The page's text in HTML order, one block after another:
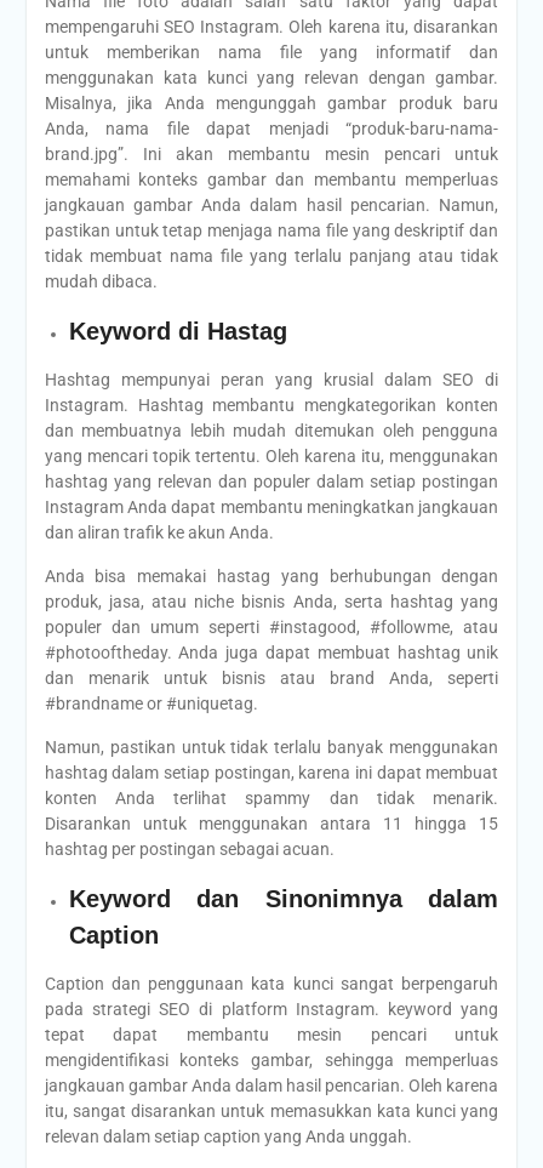
mempengaruhi SEO Instagram. Oleh karena itu, disarankan
untuk memberikan nama file yang informatif dan
menggunakan kata kunci yang relevan dengan gambar.
Misalnya, jika Anda mengunggah gambar produk baru
Anda, nama file dapat menjadi “produk-baru-nama-
brand.jpg”. Ini akan membantu mesin pencari untuk
memahami konteks gambar dan membantu memperluas
jangkauan gambar Anda dalam hasil pencarian. Namun,
pastikan untuk tetap menjaga nama file yang deskriptif dan
tidak membuat nama file yang terlalu panjang atau tidak
mudah dibaca.
Keyword di Hastag
Hashtag mempunyai peran yang krusial dalam SEO di
Instagram. Hashtag membantu mengkategorikan konten
dan membuatnya lebih mudah ditemukan oleh pengguna
yang mencari topik tertentu. Oleh karena itu, menggunakan
hashtag yang relevan dan populer dalam setiap postingan
Instagram Anda dapat membantu meningkatkan jangkauan
dan aliran trafik ke akun Anda.
Anda bisa memakai hastag yang berhubungan dengan
produk, jasa, atau niche bisnis Anda, serta hashtag yang
populer dan umum seperti #instagood, #followme, atau
#photooftheday. Anda juga dapat membuat hashtag unik
dan menarik untuk bisnis atau brand Anda, seperti
#brandname or #uniquetag.
Namun, pastikan untuk tidak terlalu banyak menggunakan
hashtag dalam setiap postingan, karena ini dapat membuat
konten Anda terlihat spammy dan tidak menarik.
Disarankan untuk menggunakan antara 11 hingga 15
hashtag per postingan sebagai acuan.
Keyword dan Sinonimnya dalam
Caption
Caption dan penggunaan kata kunci sangat berpengaruh
pada strategi SEO di platform Instagram. keyword yang
tepat dapat membantu mesin pencari untuk
mengidentifikasi konteks gambar, sehingga memperluas
jangkauan gambar Anda dalam hasil pencarian. Oleh karena
itu, sangat disarankan untuk memasukkan kata kunci yang
relevan dalam setiap caption yang Anda unggah.